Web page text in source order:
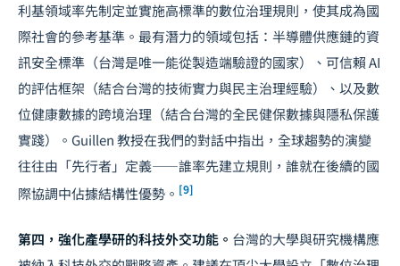
利基領域率先制定並實施高標準的數位治理規則，使其成為國
際社會的參考基準。最有潛力的領域包括：半導體供應鏈的資
訊安全標準（台灣是唯一能從製造端驗證的國家）、可信賴 AI
的評估框架（結合台灣的技術實力與民主治理經驗）、以及數
位健康數據的跨境治理（結合台灣的全民健保數據與隱私保護
實踐）。Guillen 教授在我們的對話中指出，全球趨勢的演變
往往由「先行者」定義——誰率先建立規則，誰就在後續的國
際協調中佔據結構性優勢。 [9]
第四，強化產學研的科技外交功能。 台灣的大學與研究機構應